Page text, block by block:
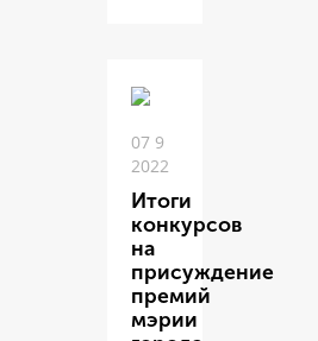
07 9
2022
Итоги
конкурсов
на
присуждение
премий
мэрии